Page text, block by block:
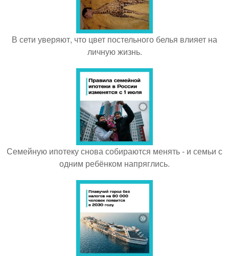
В сети уверяют, что цвет постельного белья влияет на
личную жизнь.
Семейную ипотеку снова собираются менять - и семьи с
одним ребёнком напряглись.